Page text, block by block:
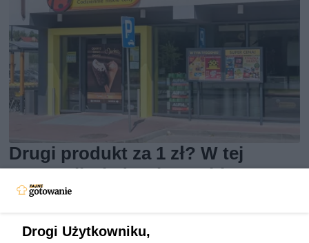
Drugi produkt za 1 zł? W tej
promocji Biedronka szybko
wprowadziła ograniczenie do 4
Drogi Użytkowniku,